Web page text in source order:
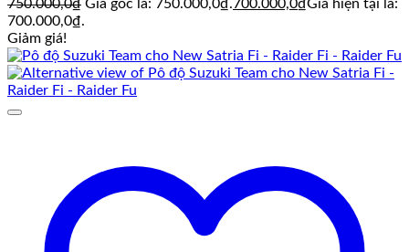
750.000,0₫ Giá gốc là: 750.000,0₫.700.000,0₫Giá hiện tại là:
700.000,0₫.
Giảm giá!